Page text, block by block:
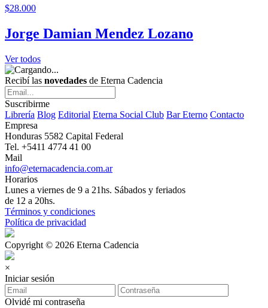
$28.000
Jorge Damian Mendez Lozano
Ver todos
Recibí las novedades de Eterna Cadencia
Suscribirme
Librería Blog Editorial Eterna Social Club Bar Eterno Contacto
Empresa
Honduras 5582 Capital Federal
Tel. +5411 4774 41 00
Mail
info@eternacadencia.com.ar
Horarios
Lunes a viernes de 9 a 21hs. Sábados y feriados
de 12 a 20hs.
Términos y condiciones
Política de privacidad
Copyright © 2026 Eterna Cadencia
×
Iniciar sesión
Olvidé mi contraseña